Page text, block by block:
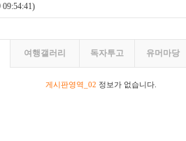
09:54:41)
여행갤러리 독자투고 유머마당
게시판영역_02 정보가 없습니다.